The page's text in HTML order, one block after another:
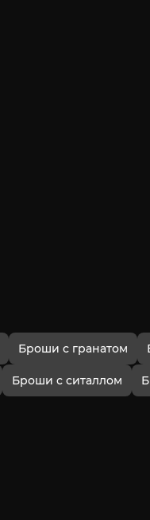
Броши с гранатом
Броши с ситаллом